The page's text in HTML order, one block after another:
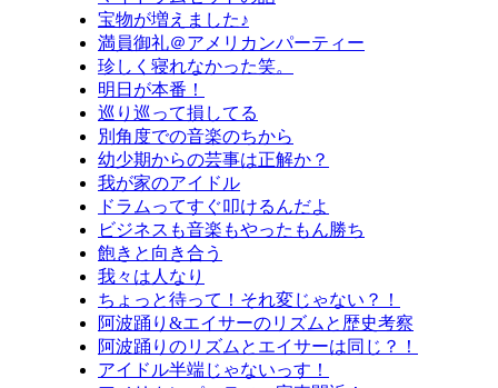
宝物が増えました♪
満員御礼＠アメリカンパーティー
珍しく寝れなかった笑。
明日が本番！
巡り巡って損してる
別角度での音楽のちから
幼少期からの芸事は正解か？
我が家のアイドル
ドラムってすぐ叩けるんだよ
ビジネスも音楽もやったもん勝ち
飽きと向き合う
我々は人なり
ちょっと待って！それ変じゃない？！
阿波踊り&エイサーのリズムと歴史考察
阿波踊りのリズムとエイサーは同じ？！
アイドル半端じゃないっす！